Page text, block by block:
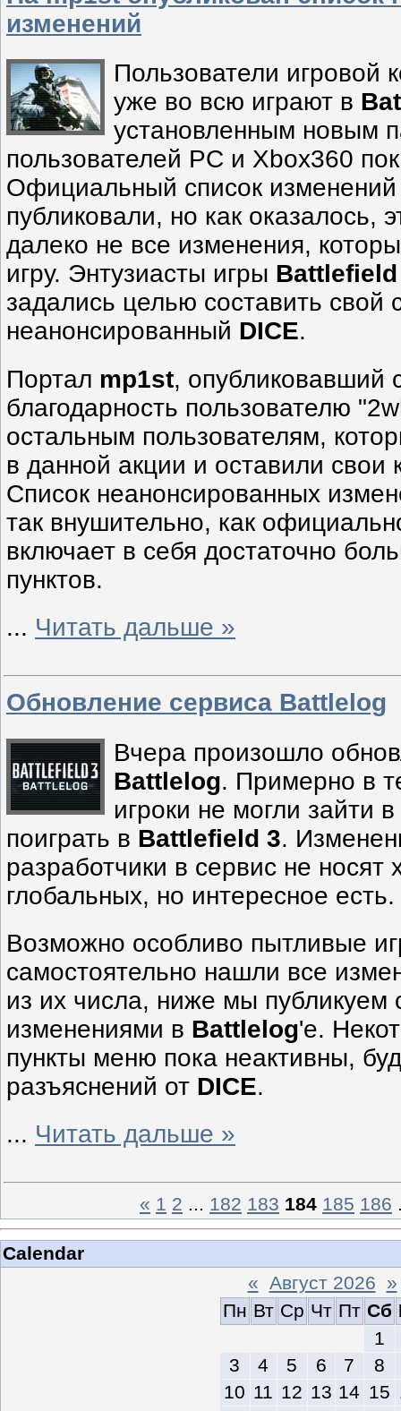
изменений
Пользователи игровой
уже во всю играют в
установленным новым
пользователей PC и Xbox360
Официальный список
публиковали, но как оказалось,
далеко не все изменения,
игру. Энтузиасты игры
задались целью составить свой
неанонсированный DICE.
Портал mp1st, опубликовавший
благодарность пользователю
остальным пользователям,
в данной акции и оставили свои
Список неанонсированных
так внушительно, как
включает в себя достаточно
пунктов.
... Читать дальше »
Обновление сервиса Battlelog
Вчера произошло
Battlelog. Примерно в
игроки не могли зайти в
поиграть в Battlefield 3.
разработчики в сервис не носят
глобальных, но интересное есть.
Возможно особливо пытливые
самостоятельно нашли все
из их числа, ниже мы публикуем
изменениями в Battlelog'е.
пункты меню пока неактивны,
разъяснений от DICE.
... Читать дальше »
« 1 2 ... 182 183 184 185 186
Calendar
« Август 2026 »
Пн Вт Ср Чт Пт Сб
1
3
4 5 6 7
8
10 11 12 13 14 15